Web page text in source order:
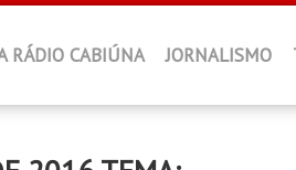
RÁDIO CABIÚNA JORNALISMO